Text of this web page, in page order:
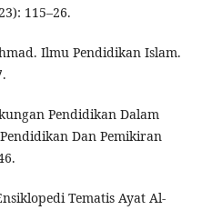
115–26.
Ilmu Pendidikan Islam.
Pendidikan Dalam
Dan Pemikiran
Tematis Ayat Al-